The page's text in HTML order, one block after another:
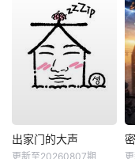
出家门的大声
更新至20260807期